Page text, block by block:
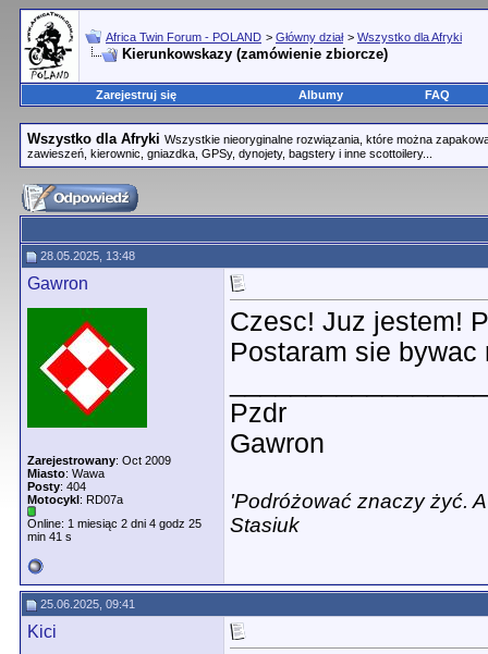
Africa Twin Forum - POLAND > Główny dział > Wszystko dla Afryki
Kierunkowskazy (zamówienie zbiorcze)
Zarejestruj się Albumy FAQ
Wszystko dla Afryki Wszystkie nieoryginalne rozwiązania, które można
zawieszeń, kierownic, gniazdka, GPSy, dynojety, bagstery i inne scottoilery...
28.05.2025, 13:48
Gawron
Zarejestrowany: Oct 2009
Miasto: Wawa
Posty: 404
Motocykl: RD07a
Online: 1 miesiąc 2 dni 4 godz 25
min 41 s
Czesc! Juz jestem!
Postaram sie
Pzdr
Gawron
'Podróżować znaczy żyć.
Stasiuk
25.06.2025, 09:41
Kici